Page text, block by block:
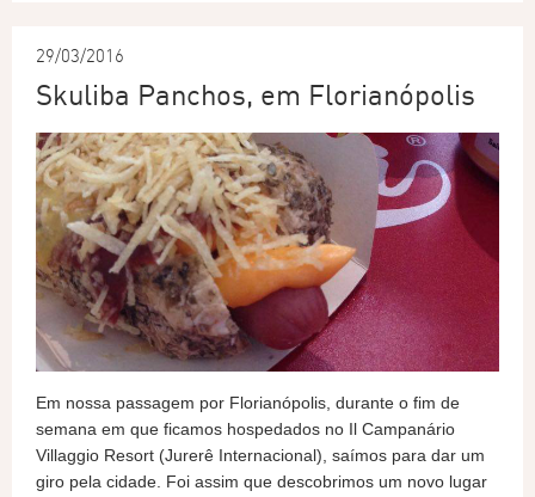
29/03/2016
Skuliba Panchos, em Florianópolis
Em nossa passagem por Florianópolis, durante o fim de
semana em que ficamos hospedados no Il Campanário
Villaggio Resort (Jurerê Internacional), saímos para dar um
giro pela cidade. Foi assim que descobrimos um novo lugar